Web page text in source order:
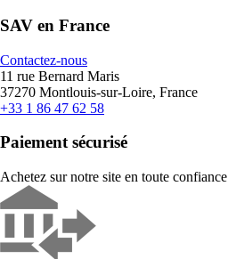
SAV en France
Contactez-nous
11 rue Bernard Maris
37270 Montlouis-sur-Loire, France
+33 1 86 47 62 58
Paiement sécurisé
Achetez sur notre site en toute confiance